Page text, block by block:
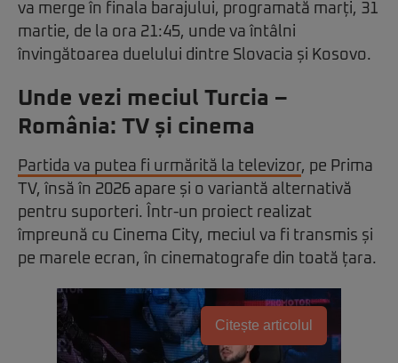
va merge în finala barajului, programată marți, 31
martie, de la ora 21:45, unde va întâlni
învingătoarea duelului dintre Slovacia și Kosovo.
Unde vezi meciul Turcia –
România: TV și cinema
Partida va putea fi urmărită la televizor, pe Prima
TV, însă în 2026 apare și o variantă alternativă
pentru suporteri. Într-un proiect realizat
împreună cu Cinema City, meciul va fi transmis și
pe marele ecran, în cinematografe din toată țara.
Citește articolul